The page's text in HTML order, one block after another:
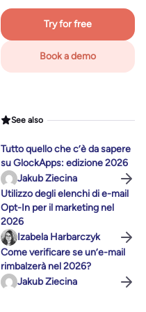
Try for free
Book a demo
See also
Tutto quello che c’è da sapere
su GlockApps: edizione 2026
Jakub Ziecina
Utilizzo degli elenchi di e-mail
Opt-In per il marketing nel
2026
Izabela Harbarczyk
Come verificare se un’e-mail
rimbalzerà nel 2026?
Jakub Ziecina